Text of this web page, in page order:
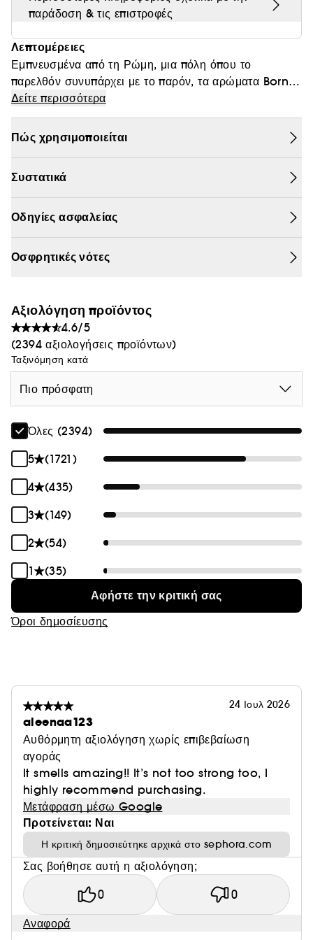
Θαμπάδα
παράδοση & τις επιστροφές
Λεπτομέρειες
Εμπνευσμένα από τη Ρώμη, μια πόλη όπου το
παρελθόν συνυπάρχει με το παρόν, τα αρώματα Born
in Roma αφηγούνται μια ιστορία προσωπικής
έκφρασης, υμνώντας τους ανθρώπους που ζουν τη ζωή
τους ελεύθερα, αγκαλιάζοντας την κληρονομιά τους.
Δείτε περισσότερα
Πώς χρησιμοποιείται
Συστατικά
Οδηγίες ασφαλείας
Οσφρητικές νότες
Αξιολόγηση προϊόντος
4.6/5
(2394 αξιολογήσεις προϊόντων)
Ταξινόμηση κατά
Πιο πρόσφατη
Όλες (2394)
5
(1721)
4
(435)
3
(149)
2
(54)
1
(35)
Αφήστε την κριτική σας
Όροι δημοσίευσης
24 Ιουλ 2026
aleenaa123
Αυθόρμητη αξιολόγηση χωρίς επιβεβαίωση
αγοράς
It smells amazing!! It’s not too strong too, I
highly recommend purchasing.
Μετάφραση μέσω Google
Προτείνεται: Ναι
Η κριτική δημοσιεύτηκε αρχικά στο sephora.com
Σας βοήθησε αυτή η αξιολόγηση;
0 0
Αναφορά